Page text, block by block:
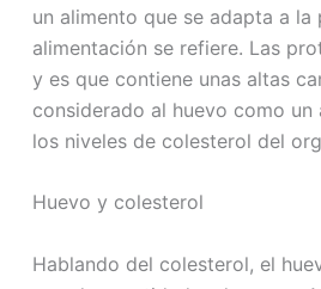
un alimento que se adapta a
alimentación se refiere. Las
y es que contiene unas altas
considerado al huevo como
los niveles de colesterol del
Huevo y colesterol
Hablando del colesterol, el